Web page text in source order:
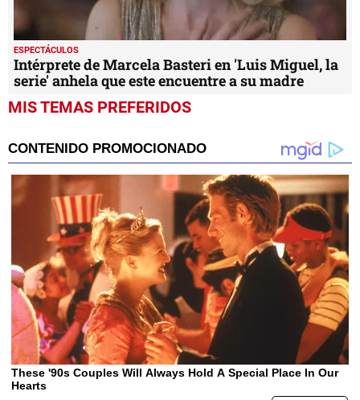
ESPECTÁCULOS
Intérprete de Marcela Basteri en 'Luis Miguel, la
serie' anhela que este encuentre a su madre
MIS TEMAS PREFERIDOS